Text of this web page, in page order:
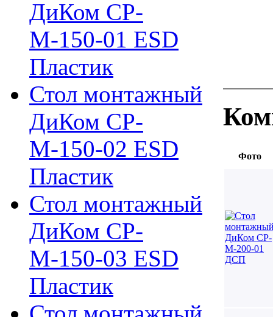
ДиКом СР-
М-150-01 ESD
Пластик
Стол монтажный
ДиКом СР-
М-150-02 ESD
Пластик
Стол монтажный
ДиКом СР-
М-150-03 ESD
Пластик
Фото